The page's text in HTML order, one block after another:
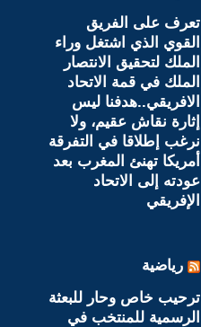
تعرف على الفريق
القوي الذي اشتغل وراء
الملك لتحقيق الانتصار
الملك في قمة الاتحاد
الافريقي..هدفنا ليس
إثارة نقاش عقيم، ولا
نرغب إطلاقا في التفرقة
أمريكا تهنئ المغرب بعد
عودته إلى الاتحاد
الإفريقي
رياضية
ترحيب خاص وحار للبعثة
الرسمية للمنتخب في